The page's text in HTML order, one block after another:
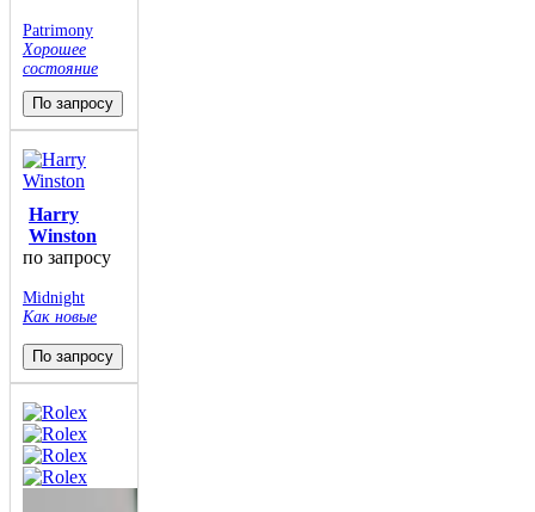
Patrimony
Хорошее
состояние
По запросу
Harry
Winston
по запросу
Midnight
Как новые
По запросу